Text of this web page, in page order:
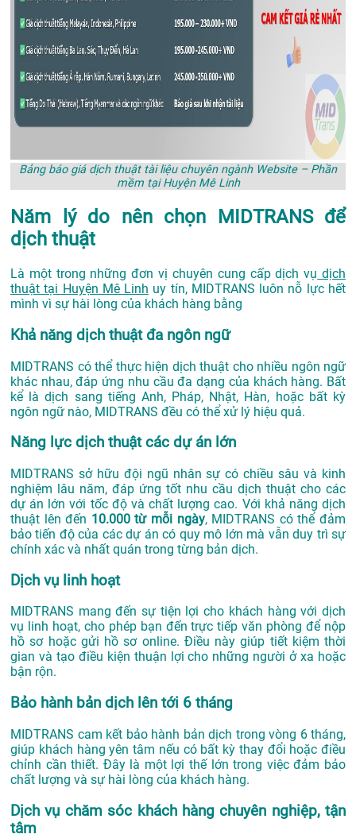
Bảng báo giá dịch thuật tài liệu chuyên ngành Website – Phần
mềm tại Huyện Mê Linh
Năm lý do nên chọn MIDTRANS để
dịch thuật
Là một trong những đơn vị chuyên cung cấp dịch vụ dịch
thuật tại Huyện Mê Linh uy tín, MIDTRANS luôn nỗ lực hết
mình vì sự hài lòng của khách hàng bằng
Khả năng dịch thuật đa ngôn ngữ
MIDTRANS có thể thực hiện dịch thuật cho nhiều ngôn ngữ
khác nhau, đáp ứng nhu cầu đa dạng của khách hàng. Bất
kể là dịch sang tiếng Anh, Pháp, Nhật, Hàn, hoặc bất kỳ
ngôn ngữ nào, MIDTRANS đều có thể xử lý hiệu quả.
Năng lực dịch thuật các dự án lớn
MIDTRANS sở hữu đội ngũ nhân sự có chiều sâu và kinh
nghiệm lâu năm, đáp ứng tốt nhu cầu dịch thuật cho các
dự án lớn với tốc độ và chất lượng cao. Với khả năng dịch
thuật lên đến 10.000 từ mỗi ngày, MIDTRANS có thể đảm
bảo tiến độ của các dự án có quy mô lớn mà vẫn duy trì sự
chính xác và nhất quán trong từng bản dịch.
Dịch vụ linh hoạt
MIDTRANS mang đến sự tiện lợi cho khách hàng với dịch
vụ linh hoạt, cho phép bạn đến trực tiếp văn phòng để nộp
hồ sơ hoặc gửi hồ sơ online. Điều này giúp tiết kiệm thời
gian và tạo điều kiện thuận lợi cho những người ở xa hoặc
bận rộn.
Bảo hành bản dịch lên tới 6 tháng
MIDTRANS cam kết bảo hành bản dịch trong vòng 6 tháng,
giúp khách hàng yên tâm nếu có bất kỳ thay đổi hoặc điều
chỉnh cần thiết. Đây là một lợi thế lớn trong việc đảm bảo
chất lượng và sự hài lòng của khách hàng.
Dịch vụ chăm sóc khách hàng chuyên nghiệp, tận
tâm